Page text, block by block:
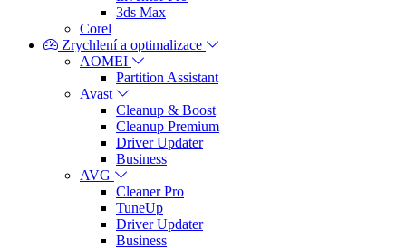
3ds Max
Corel
Zrychlení a optimalizace
AOMEI
Partition Assistant
Avast
Cleanup & Boost
Cleanup Premium
Driver Updater
Business
AVG
Cleaner Pro
TuneUp
Driver Updater
Business